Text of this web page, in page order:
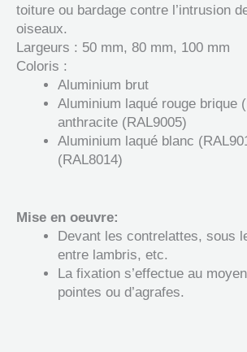
toiture ou bardage contre l’intrusion
oiseaux.
Largeurs : 50 mm, 80 mm, 100 mm
Coloris :
Aluminium brut
Aluminium laqué rouge brique
anthracite (RAL9005)
Aluminium laqué blanc
(RAL8014)
Mise en oeuvre:
Devant les contrelattes, sous
entre lambris, etc.
La fixation s’effectue au
pointes ou d’agrafes.